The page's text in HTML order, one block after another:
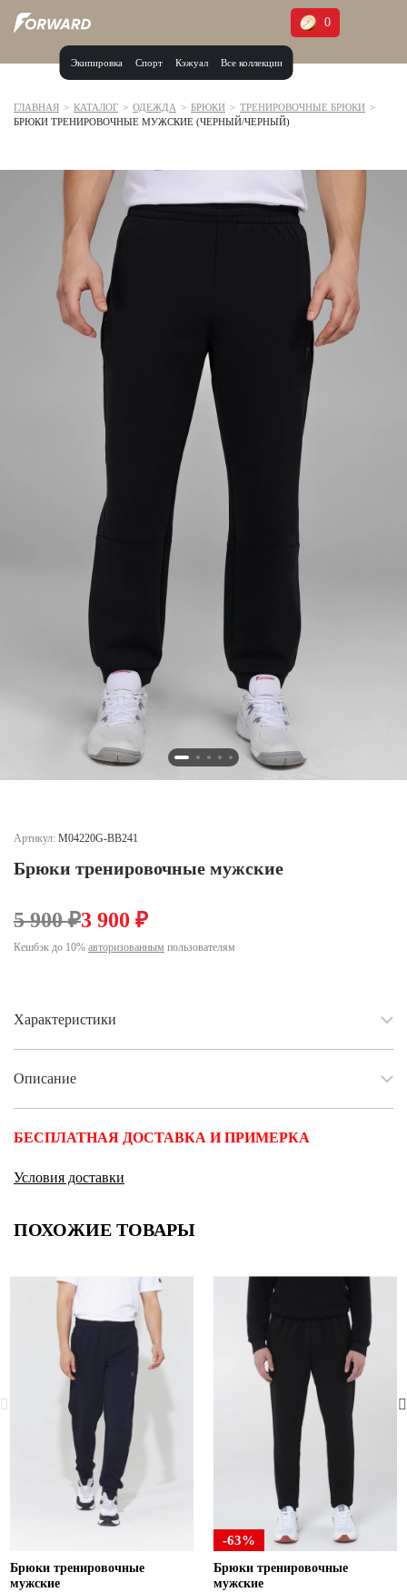
Экипировка Спорт Кэжуал Все коллекции
0
Москва и МО
Иркутская область (2)
Калининградская область (1)
Кемеровская область (2)
Краснодарский край (5)
Красноярский край (5)
Курская область (1)
Новосибирская область (3)
Республика Крым (1)
Республика Татарстан (2)
Ростовская область (2)
Самарская область (1)
Санкт-Петербург и ЛО (3)
Свердловская область (5)
Северная Осетия (2)
Смоленская область (1)
Ставропольский край (5)
Томская область (1)
Тульская область (1)
Тюменская область (3)
ГЛАВНАЯ > КАТАЛОГ > ОДЕЖДА > БРЮКИ > ТРЕНИРОВОЧНЫЕ БРЮКИ >
БРЮКИ ТРЕНИРОВОЧНЫЕ МУЖСКИЕ (ЧЕРНЫЙ/ЧЕРНЫЙ)
Артикул: M04220G-BB241
Брюки тренировочные мужские
5 900 ₽3 900 ₽
Кешбэк до 10% авторизованным пользователям
Характеристики
Описание
БЕСПЛАТНАЯ ДОСТАВКА И ПРИМЕРКА
Условия доставки
ПОХОЖИЕ ТОВАРЫ
Брюки тренировочные
мужские
-63%
Брюки тренировочные
мужские